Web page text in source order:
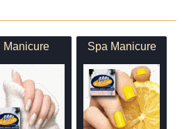
Manicure Spa Manicure